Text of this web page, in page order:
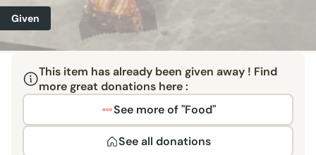
Given
This item has already been given away ! Find
more great donations here :
See more of "Food"
See all donations